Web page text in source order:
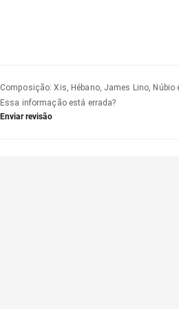
Composição:Xis, Hébano, James Lino, Núbio
Essa informação está errada?
Enviar revisão